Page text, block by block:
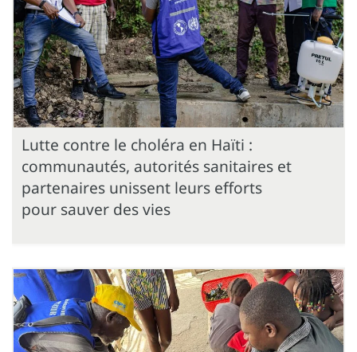
Lutte contre le choléra en Haïti :
communautés, autorités sanitaires et
partenaires unissent leurs efforts
pour sauver des vies